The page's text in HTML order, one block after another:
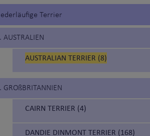
Terrier
AUSTRALIEN
AUSTRALIAN TERRIER (8)
GROßBRITANNIEN
CAIRN TERRIER (4)
DANDIE DINMONT TERRIER (168)